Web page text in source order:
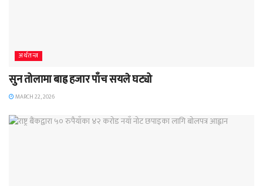
अर्थतन्त्र
सुन तोलामा बाह्र हजार पाँच सयले घट्यो
MARCH 22, 2026